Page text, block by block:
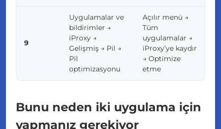
9
Uygulamalar ve
bildirimler →
iProxy →
Gelişmiş → Pil →
Pil
optimizasyonu
Açılır menü →
Tüm
uygulamalar →
iProxy’ye kaydır
→ Optimize
etme
Bunu neden iki uygulama için
yapmanız gerekiyor